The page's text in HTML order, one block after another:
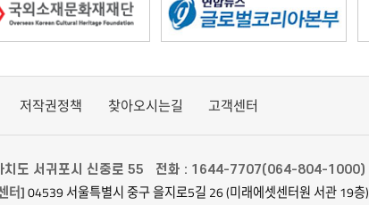
저작권정책 찾아오시는길 고객센터
치도 서귀포시 신중로 55 전화 : 1644-7707(064-804-1000)
터]04539 서울특별시 중구 을지로5길 26 (미래에셋센터원 서관 19층)